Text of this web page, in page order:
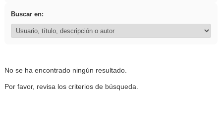
Buscar en:
No se ha encontrado ningún resultado.
Por favor, revisa los criterios de búsqueda.